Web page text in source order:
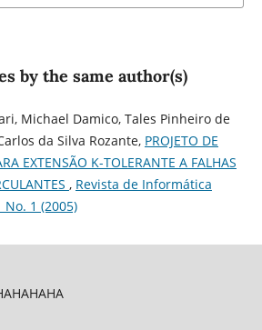
by the same author(s)
Michael Damico, Tales Pinheiro de
da Silva Rozante, PROJETO DE
EXTENSÃO K-TOLERANTE A FALHAS
, Revista de Informática
1 (2005)